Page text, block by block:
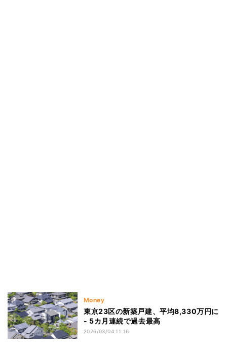
Money
東京23区の新築戸建、平均8,330万円に
- 5カ月連続で過去最高
2026/03/04 11:16